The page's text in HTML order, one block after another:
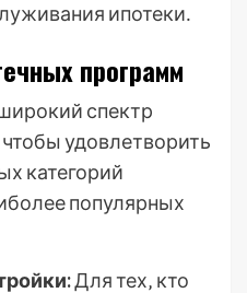
ипотеки․
программ
спектр
удовлетворить
категорий
популярных
Для тех‚ кто